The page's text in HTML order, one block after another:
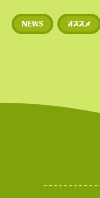
◼︎新
期に
多い。
​• 世
• 新
期
世界
NEWS オススメ